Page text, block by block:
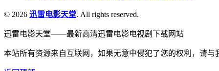
© 2026 迅雷电影天堂. All rights reserved.
迅雷电影天堂——最新高清迅雷电影电视剧下载网站
本站所有资源来自互联网，如果无意中侵犯了您的权利，请与